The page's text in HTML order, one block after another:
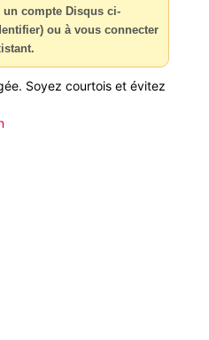
compte Disqus ci-
ou à vous connecter
Soyez courtois et évitez